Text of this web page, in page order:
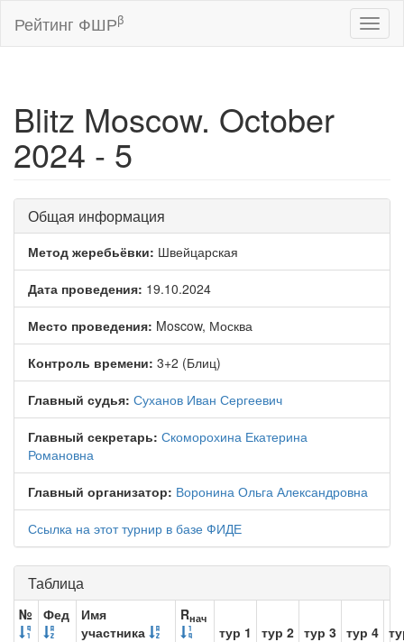
Рейтинг ФШРβ
Blitz Moscow. October
2024 - 5
Общая информация
Метод жеребьёвки: Швейцарская
Дата проведения: 19.10.2024
Место проведения: Moscow, Москва
Контроль времени: 3+2 (Блиц)
Главный судья: Суханов Иван Сергеевич
Главный секретарь: Скоморохина Екатерина
Романовна
Главный организатор: Воронина Ольга Александровна
Ссылка на этот турнир в базе ФИДЕ
Таблица
№ Фед
Имя
участника
Rнач
тур 1 тур 2 тур 3 тур 4